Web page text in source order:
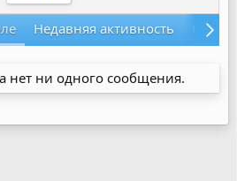
Недавняя активность
нет ни одного сообщения.